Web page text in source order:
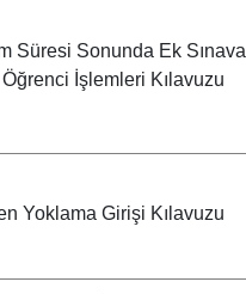
Süresi Sonunda Ek Sınava
Öğrenci İşlemleri Kılavuzu
Yoklama Girişi Kılavuzu